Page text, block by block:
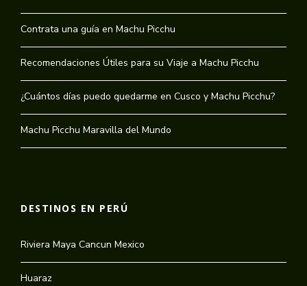
Contrata una guía en Machu Picchu
Recomendaciones Útiles para su Viaje a Machu Picchu
¿Cuántos días puedo quedarme en Cusco y Machu Picchu?
Machu Picchu Maravilla del Mundo
DESTINOS EN PERÚ
Riviera Maya Cancun Mexico
Huaraz